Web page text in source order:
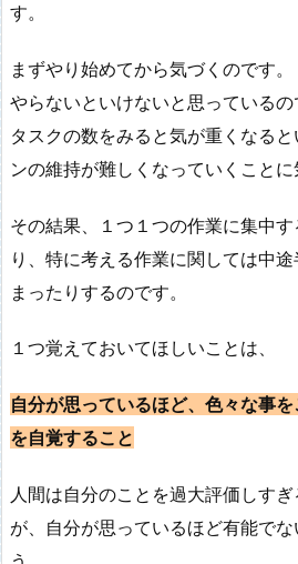
す。
まずやり始めてから気づくのです。
やらないといけないと思っている
タスクの数をみると気が重くなる
ンの維持が難しくなっていくことに
その結果、１つ１つの作業に集中
り、特に考える作業に関しては中
まったりするのです。
１つ覚えておいてほしいことは、
自分が思っているほど、色々な事
を自覚すること
人間は自分のことを過大評価しす
が、自分が思っているほど有能で